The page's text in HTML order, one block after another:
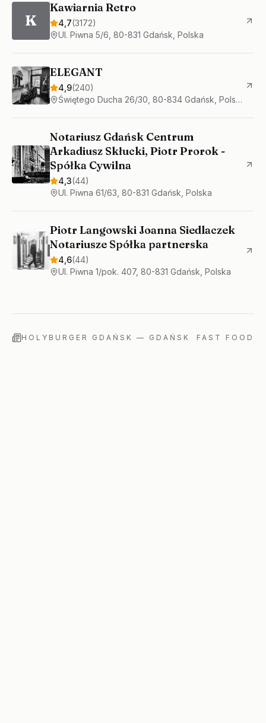
K
Kawiarnia Retro
4,7(3172)
Ul. Piwna 5/6, 80-831 Gdańsk, Polska
ELEGANT
4,9(240)
Świętego Ducha 26/30, 80-834 Gdańsk, Polska
Notariusz Gdańsk Centrum
Arkadiusz Skłucki, Piotr Prorok -
Spółka Cywilna
4,3(44)
Ul. Piwna 61/63, 80-831 Gdańsk, Polska
Piotr Langowski Joanna Siedlaczek
Notariusze Spółka partnerska
4,6(44)
Ul. Piwna 1/pok. 407, 80-831 Gdańsk, Polska
HOLYBURGER GDAŃSK — GDAŃSK FAST FOOD